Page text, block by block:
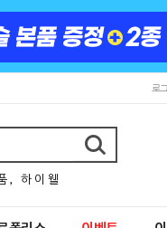
로
, 하 이 웰